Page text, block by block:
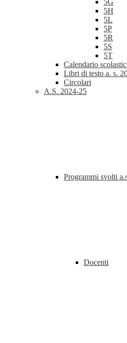
5G
5H
5L
5P
5R
5S
5T
Calendario
Libri di testo a. s.
Circolari
A.S. 2024-25
Programmi svolti
Docenti